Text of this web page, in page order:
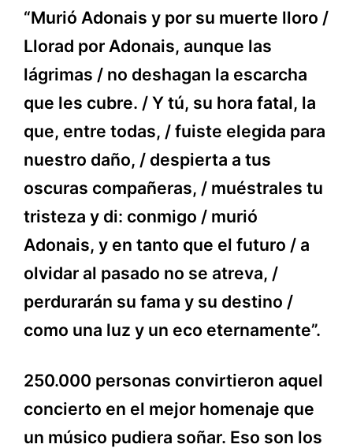
“Murió Adonais y por su muerte lloro /
Llorad por Adonais, aunque las
lágrimas / no deshagan la escarcha
que les cubre. / Y tú, su hora fatal, la
que, entre todas, / fuiste elegida para
nuestro daño, / despierta a tus
oscuras compañeras, / muéstrales tu
tristeza y di: conmigo / murió
Adonais, y en tanto que el futuro / a
olvidar al pasado no se atreva, /
perdurarán su fama y su destino /
como una luz y un eco eternamente”.
250.000 personas convirtieron aquel
concierto en el mejor homenaje que
un músico pudiera soñar. Eso son los